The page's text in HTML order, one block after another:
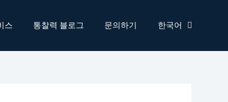
스 통찰력 블로그 문의하기 한국어